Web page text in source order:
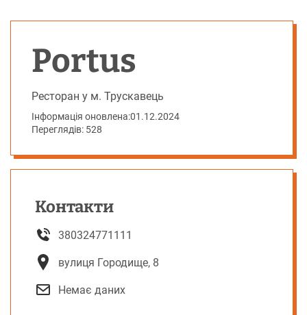
Portus
Ресторан у м. Трускавець
Інформація оновлена:01.12.2024
Переглядів: 528
Контакти
380324771111
вулиця Городище, 8
Немає даних